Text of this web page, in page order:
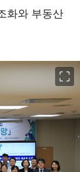
화와 부동산